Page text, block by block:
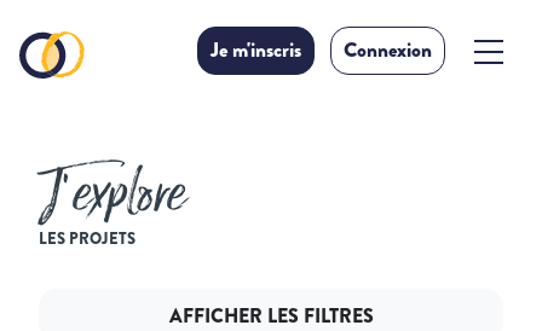
Je m'inscris Connexion
J’explore
LES PROJETS
AFFICHER LES FILTRES